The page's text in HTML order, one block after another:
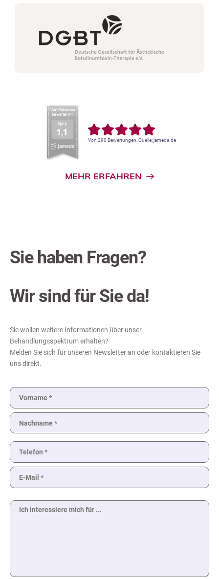
Von 290 Bewertungen, Quelle: jameda.de
MEHR ERFAHREN
Sie haben Fragen?
Wir sind für Sie da!
Sie wollen weitere Informationen über unser
Behandlungsspektrum erhalten?
Melden Sie sich für unseren Newsletter an oder kontaktieren Sie
uns direkt.